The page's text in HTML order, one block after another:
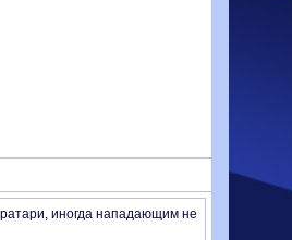
иногда нападающим не